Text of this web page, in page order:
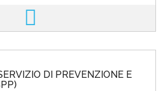
DI PREVENZIONE E